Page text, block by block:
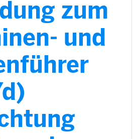
zum
und